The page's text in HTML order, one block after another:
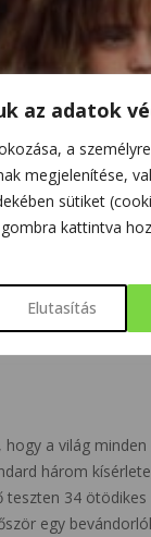
az adatok
a
megjelenítése,
sütiket
kattintva
Elutasítás
a világ
három
teszten 34 ötödikes
egy